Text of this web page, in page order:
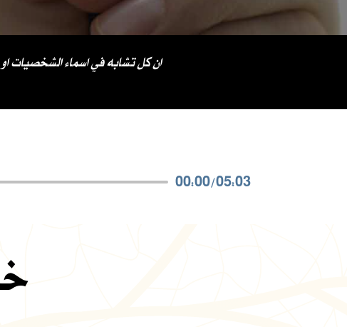
ان كل تشابه في اسماء الشخصيات
00:00/05:03